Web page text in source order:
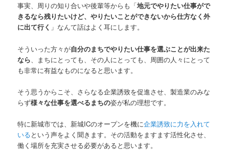
事実、周りの知り合いや後輩等からも「地元でやりたい仕事がで
きるなら残りたいけど、やりたいことができないから仕方なく外
に出て行く 」なんて話はよく耳にします。
そういった方々が自分のまちでやりたい仕事を選ぶことが出来た
なら 、まちにとっても、その人にとっても、周囲の人々にとって
も非常に有益なものになると思います。
そう思うからこそ、さらなる企業誘致を促進させ、製造業のみな
らず様々な仕事を選べるまちの姿が私の理想です。
特に新城市では、新城ICのオープンを機に企業誘致に力を入れて
いるという声をよく聞きます。その活動をますます活性化させ、
働く場所を充実させる必要があると思います。